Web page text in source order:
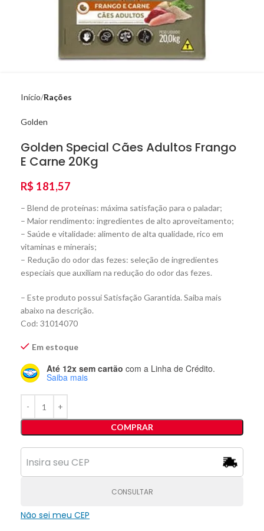
Início Rações
Golden
Golden Special Cães Adultos Frango
E Carne 20Kg
R$ 181,57
– Blend de proteínas: máxima satisfação para o paladar;
– Maior rendimento: ingredientes de alto aproveitamento;
– Saúde e vitalidade: alimento de alta qualidade, rico em
vitaminas e minerais;
– Redução do odor das fezes: seleção de ingredientes
especiais que auxiliam na redução do odor das fezes.
– Este produto possui Satisfação Garantida. Saiba mais
abaixo na descrição.
Cod: 31014070
Em estoque
Até 12x sem cartão com a Linha de Crédito.
Saiba mais
COMPRAR
CONSULTAR
Não sei meu CEP